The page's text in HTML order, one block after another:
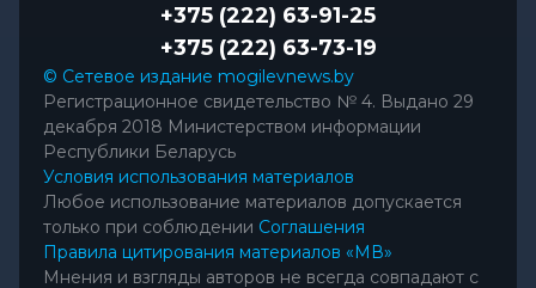
+375 (222) 63-91-25
+375 (222) 63-73-19
© Сетевое издание mogilevnews.by
Регистрационное свидетельство № 4. Выдано 29
декабря 2018 Министерством информации
Республики Беларусь
Условия использования материалов
Любое использование материалов допускается
только при соблюдении Соглашения
Правила цитирования материалов «МВ»
Мнения и взгляды авторов не всегда совпадают с